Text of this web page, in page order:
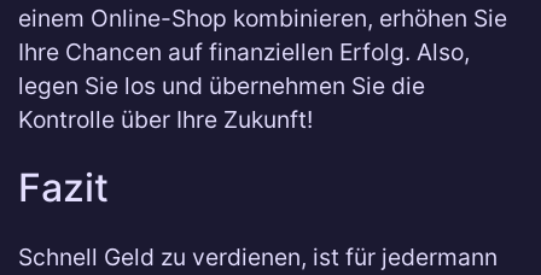
einem Online-Shop kombinieren, erhöhen Sie
Ihre Chancen auf finanziellen Erfolg. Also,
legen Sie los und übernehmen Sie die
Kontrolle über Ihre Zukunft!
Fazit
Schnell Geld zu verdienen, ist für jedermann